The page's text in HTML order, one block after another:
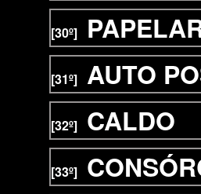
[30º]
[31º] AUTO
[32º] CALDO
[33º]